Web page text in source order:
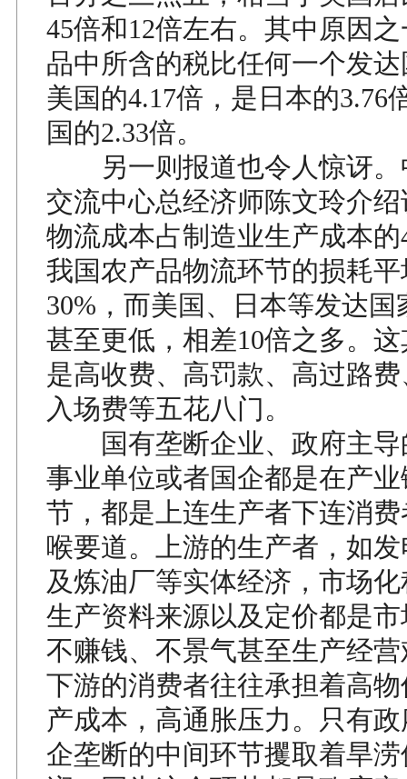
45倍和12倍左右。其中原因
品中所含的税比任何一个发
美国的4.17倍，是日本的3.76
国的2.33倍。
另一则报道也令人惊讶。
交流中心总经济师陈文玲介
物流成本占制造业生产成本的
我国农产品物流环节的损耗
30%，而美国、日本等发达国
甚至更低，相差10倍之多。
是高收费、高罚款、高过路
入场费等五花八门。
国有垄断企业、政府主导
事业单位或者国企都是在产
节，都是上连生产者下连消
喉要道。上游的生产者，如
及炼油厂等实体经济，市场
生产资料来源以及定价都是
不赚钱、不景气甚至生产经
下游的消费者往往承担着高
产成本，高通胀压力。只有
企垄断的中间环节攫取着旱